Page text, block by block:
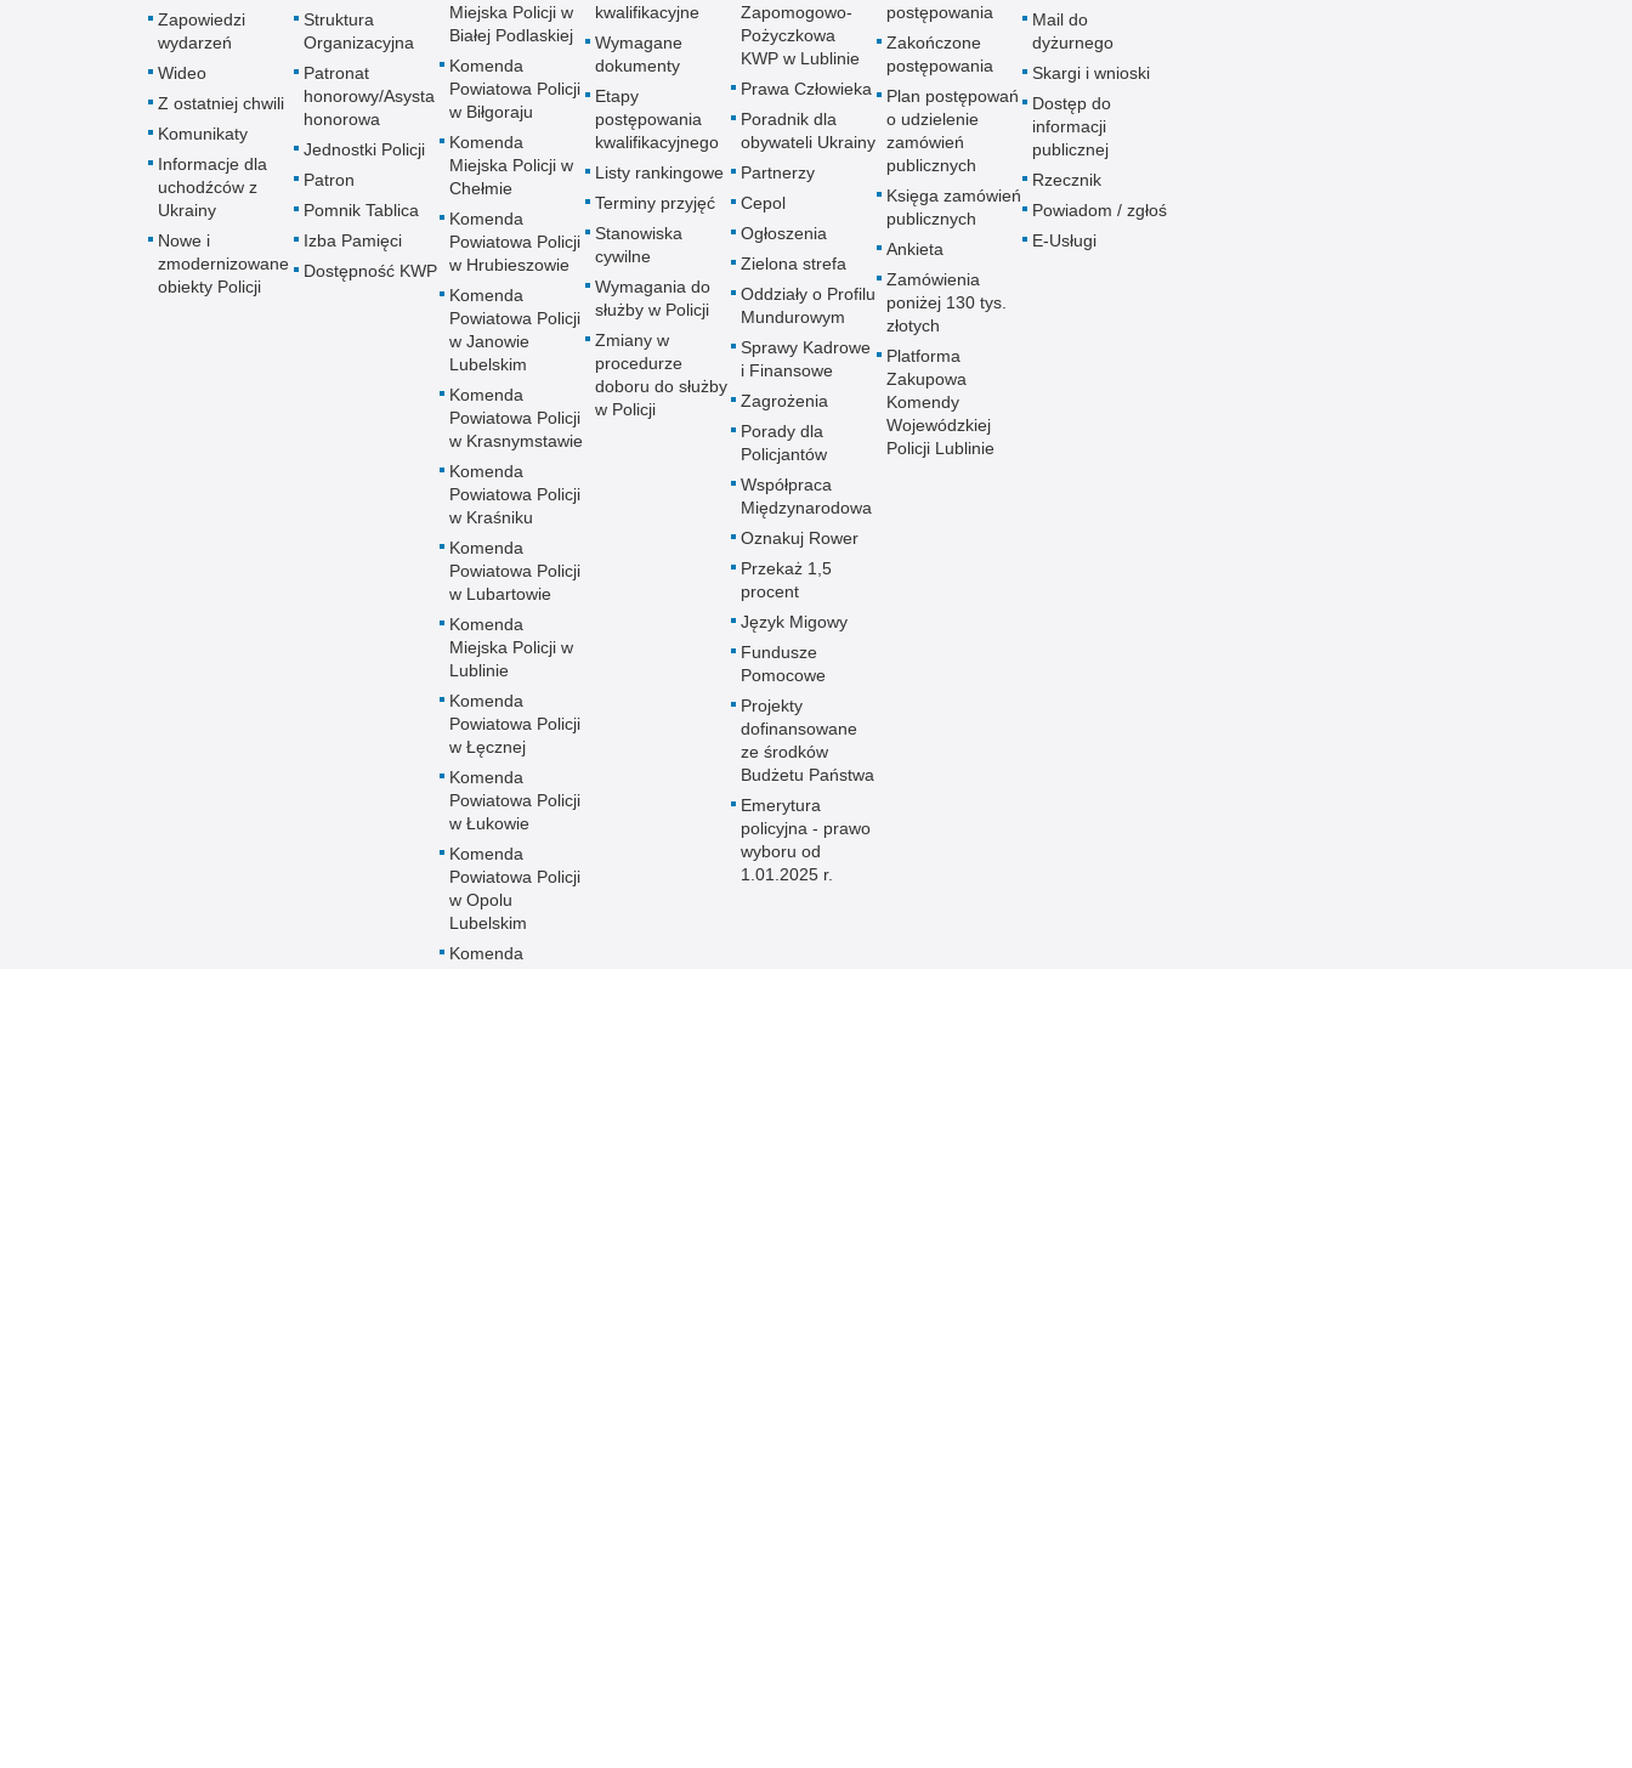
Zapowiedzi
wydarzeń
Wideo
Z ostatniej chwili
Komunikaty
Informacje dla
uchodźców z
Ukrainy
Nowe i
zmodernizowane
obiekty Policji
Struktura
Organizacyjna
Patronat
honorowy/Asysta
honorowa
Jednostki Policji
Patron
Pomnik Tablica
Izba Pamięci
Dostępność KWP
Miejska Policji w
Białej Podlaskiej
Komenda
Powiatowa Policji
w Biłgoraju
Komenda
Miejska Policji w
Chełmie
Komenda
Powiatowa Policji
w Hrubieszowie
Komenda
Powiatowa Policji
w Janowie
Lubelskim
Komenda
Powiatowa Policji
w Krasnymstawie
Komenda
Powiatowa Policji
w Kraśniku
Komenda
Powiatowa Policji
w Lubartowie
Komenda
Miejska Policji w
Lublinie
Komenda
Powiatowa Policji
w Łęcznej
Komenda
Powiatowa Policji
w Łukowie
Komenda
Powiatowa Policji
w Opolu
Lubelskim
Komenda
kwalifikacyjne
Wymagane
dokumenty
Etapy
postępowania
kwalifikacyjnego
Listy rankingowe
Terminy przyjęć
Stanowiska
cywilne
Wymagania do
służby w Policji
Zmiany w
procedurze
doboru do służby
w Policji
Zapomogowo-
Pożyczkowa
KWP w Lublinie
Prawa Człowieka
Poradnik dla
obywateli Ukrainy
Partnerzy
Cepol
Ogłoszenia
Zielona strefa
Oddziały o Profilu
Mundurowym
Sprawy Kadrowe
i Finansowe
Zagrożenia
Porady dla
Policjantów
Współpraca
Międzynarodowa
Oznakuj Rower
Przekaż 1,5
procent
Język Migowy
Fundusze
Pomocowe
Projekty
dofinansowane
ze środków
Budżetu Państwa
Emerytura
policyjna - prawo
wyboru od
1.01.2025 r.
postępowania
Zakończone
postępowania
Plan postępowań
o udzielenie
zamówień
publicznych
Księga zamówień
publicznych
Ankieta
Zamówienia
poniżej 130 tys.
złotych
Platforma
Zakupowa
Komendy
Wojewódzkiej
Policji Lublinie
Mail do
dyżurnego
Skargi i wnioski
Dostęp do
informacji
publicznej
Rzecznik
Powiadom / zgłoś
E-Usługi